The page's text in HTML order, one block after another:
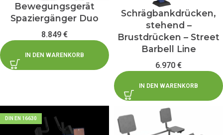
Bewegungsgerät
Spaziergänger Duo
8.849 €
IN DEN WARENKORB
Schrägbankdrücken,
stehend –
Brustdrücken – Street
Barbell Line
6.970 €
IN DEN WARENKORB
DIN EN 16630